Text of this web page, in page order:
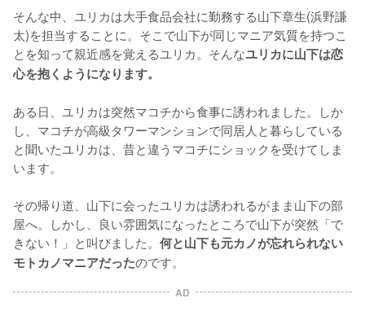
そんな中、ユリカは大手食品会社に勤務する山下章生(浜野謙
太)を担当することに。そこで山下が同じマニア気質を持つこ
とを知って親近感を覚えるユリカ。そんなユリカに山下は恋
心を抱くようになります。
ある日、ユリカは突然マコチから食事に誘われました。しか
し、マコチが高級タワーマンションで同居人と暮らしている
と聞いたユリカは、昔と違うマコチにショックを受けてしま
います。
その帰り道、山下に会ったユリカは誘われるがまま山下の部
屋へ。しかし、良い雰囲気になったところで山下が突然「で
きない！」と叫びました。 何と山下も元カノが忘れられない
モトカノマニアだったのです。
AD